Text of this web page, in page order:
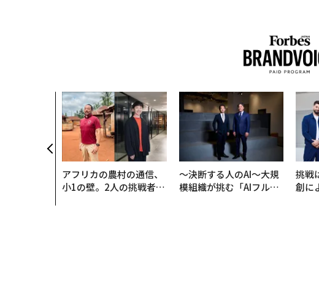
アフリカの農村の通信、
小1の壁。2人の挑戦者が
〜決断する人のAI〜大規
模組織が挑む「AIフル実
挑戦
創に